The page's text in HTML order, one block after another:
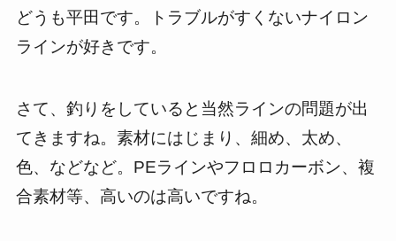
どうも平田です。トラブルがすくないナイロン
ラインが好きです。
さて、釣りをしていると当然ラインの問題が出
てきますね。素材にはじまり、細め、太め、
色、などなど。PEラインやフロロカーボン、複
合素材等、高いのは高いですね。